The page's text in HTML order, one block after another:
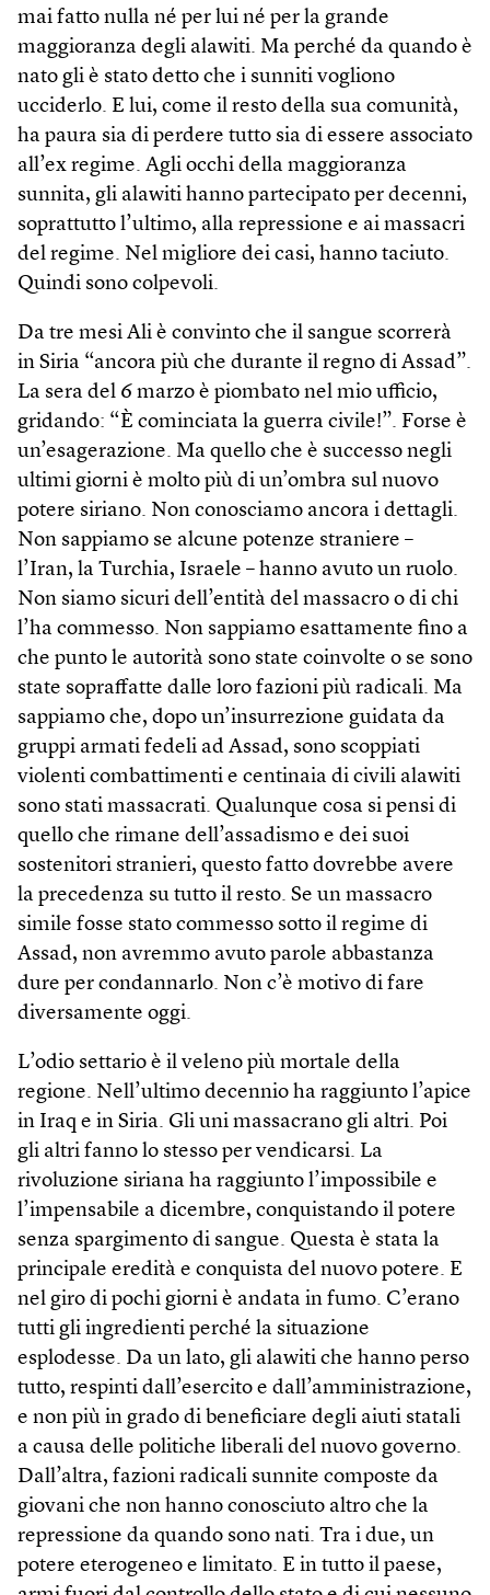
mai fatto nulla né per lui né per la grande
maggioranza degli alawiti. Ma perché da quando è
nato gli è stato detto che i sunniti vogliono
ucciderlo. E lui, come il resto della sua comunità,
ha paura sia di perdere tutto sia di essere associato
all’ex regime. Agli occhi della maggioranza
sunnita, gli alawiti hanno partecipato per decenni,
soprattutto l’ultimo, alla repressione e ai massacri
del regime. Nel migliore dei casi, hanno taciuto.
Quindi sono colpevoli.
Da tre mesi Ali è convinto che il sangue scorrerà
in Siria “ancora più che durante il regno di Assad”.
La sera del 6 marzo è piombato nel mio ufficio,
gridando: “È cominciata la guerra civile!”. Forse è
un’esagerazione. Ma quello che è successo negli
ultimi giorni è molto più di un’ombra sul nuovo
potere siriano. Non conosciamo ancora i dettagli.
Non sappiamo se alcune potenze straniere –
l’Iran, la Turchia, Israele – hanno avuto un ruolo.
Non siamo sicuri dell’entità del massacro o di chi
l’ha commesso. Non sappiamo esattamente fino a
che punto le autorità sono state coinvolte o se sono
state sopraffatte dalle loro fazioni più radicali. Ma
sappiamo che, dopo un’insurrezione guidata da
gruppi armati fedeli ad Assad, sono scoppiati
violenti combattimenti e centinaia di civili alawiti
sono stati massacrati. Qualunque cosa si pensi di
quello che rimane dell’assadismo e dei suoi
sostenitori stranieri, questo fatto dovrebbe avere
la precedenza su tutto il resto. Se un massacro
simile fosse stato commesso sotto il regime di
Assad, non avremmo avuto parole abbastanza
dure per condannarlo. Non c’è motivo di fare
diversamente oggi.
L’odio settario è il veleno più mortale della
regione. Nell’ultimo decennio ha raggiunto l’apice
in Iraq e in Siria. Gli uni massacrano gli altri. Poi
gli altri fanno lo stesso per vendicarsi. La
rivoluzione siriana ha raggiunto l’impossibile e
l’impensabile a dicembre, conquistando il potere
senza spargimento di sangue. Questa è stata la
principale eredità e conquista del nuovo potere. E
nel giro di pochi giorni è andata in fumo. C’erano
tutti gli ingredienti perché la situazione
esplodesse. Da un lato, gli alawiti che hanno perso
tutto, respinti dall’esercito e dall’amministrazione,
e non più in grado di beneficiare degli aiuti statali
a causa delle politiche liberali del nuovo governo.
Dall’altra, fazioni radicali sunnite composte da
giovani che non hanno conosciuto altro che la
repressione da quando sono nati. Tra i due, un
potere eterogeneo e limitato. E in tutto il paese,